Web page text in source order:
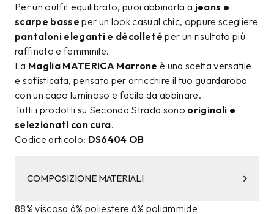
Per un outfit equilibrato, puoi abbinarla a jeans e
scarpe basse per un look casual chic, oppure scegliere
pantaloni eleganti e décolleté per un risultato più
raffinato e femminile.
La Maglia MATERICA Marrone è una scelta versatile
e sofisticata, pensata per arricchire il tuo guardaroba
con un capo luminoso e facile da abbinare.
Tutti i prodotti su Seconda Strada sono originali e
selezionati con cura.
Codice articolo: DS6404 OB
COMPOSIZIONE MATERIALI
88% viscosa 6% poliestere 6% poliammide